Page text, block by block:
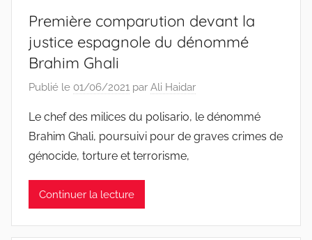
Première comparution devant la
justice espagnole du dénommé
Brahim Ghali
Publié le 01/06/2021 par Ali Haidar
Le chef des milices du polisario, le dénommé
Brahim Ghali, poursuivi pour de graves crimes de
génocide, torture et terrorisme,
Continuer la lecture